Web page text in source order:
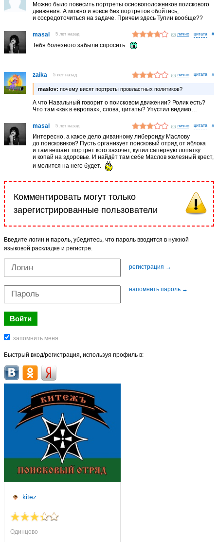
Можно было повесить портреты основоположников поискового
движения. А можно и вовсе без портретов обойтись,
и сосредоточиться на задаче. Причем здесь Тупин вообще??
masal 5 лет назад лично #
Тебя болезного забыли спросить.
zaika 5 лет назад лично #
maslov: почему висят портреты провластных политиков?
А что Навальный говорит о поисковом движении? Ролик есть?
Что там «как в европах», слова, цитаты? Упустил видимо…
masal 5 лет назад лично #
Интересно, а какое дело диванному либероиду Маслову
до поисковиков? Пусть организует поисковый отряд от яблока
и там вешает портрет кого захочет, купил сапёрную лопатку
и копай на здоровье. И найдёт там себе Маслов железный крест,
и молится на него будет.
Комментировать могут только
зарегистрированные пользователи
Введите логин и пароль, убедитесь, что пароль вводится в нужной
языковой раскладке и регистре.
регистрация →
напомнить пароль →
Быстрый вход/регистрация, используя профиль в:
kitez
Одинцово